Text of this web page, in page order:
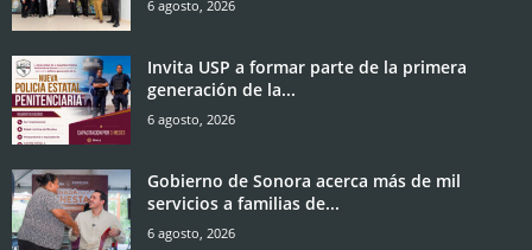
6 agosto, 2026
Invita USP a formar parte de la primera
generación de la...
6 agosto, 2026
Gobierno de Sonora acerca más de mil
servicios a familias de...
6 agosto, 2026